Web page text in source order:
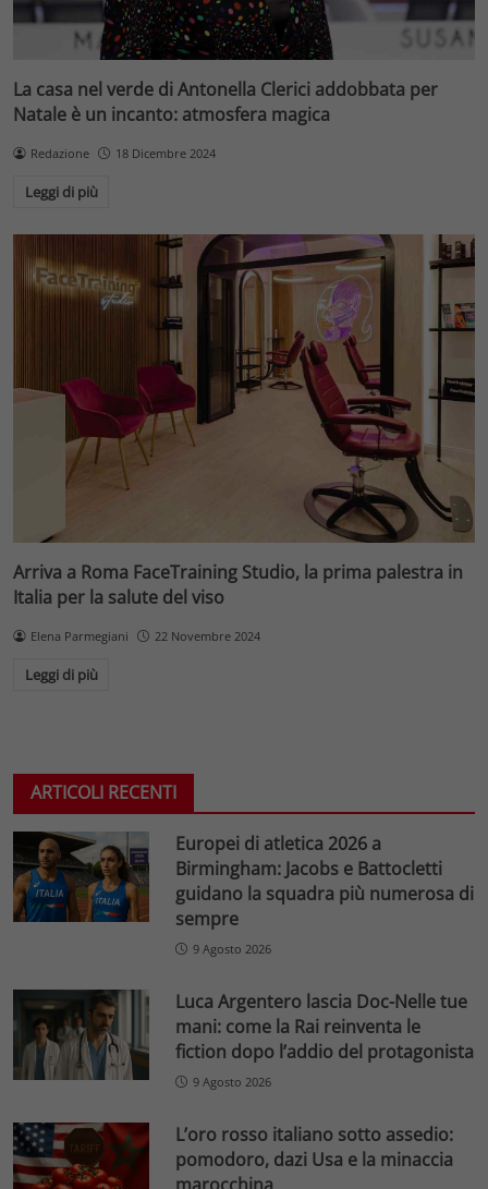
La casa nel verde di Antonella Clerici addobbata per
Natale è un incanto: atmosfera magica
Redazione 18 Dicembre 2024
Leggi di più
Arriva a Roma FaceTraining Studio, la prima palestra in
Italia per la salute del viso
Elena Parmegiani 22 Novembre 2024
Leggi di più
ARTICOLI RECENTI
Europei di atletica 2026 a
Birmingham: Jacobs e Battocletti
guidano la squadra più numerosa di
sempre
9 Agosto 2026
Luca Argentero lascia Doc-Nelle tue
mani: come la Rai reinventa le
fiction dopo l’addio del protagonista
9 Agosto 2026
L’oro rosso italiano sotto assedio:
pomodoro, dazi Usa e la minaccia
marocchina